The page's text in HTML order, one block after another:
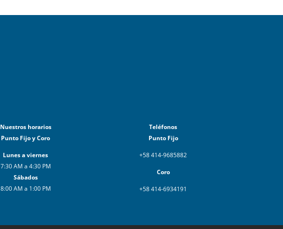
Nuestros horarios
Punto Fijo y Coro
Lunes a viernes
7:30 AM a 4:30 PM
Sábados
8:00 AM a 1:00 PM
Teléfonos
Punto Fijo
+58 414-9685882
Coro
+58 414-6934191